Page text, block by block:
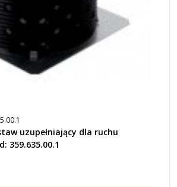
uzupełniający dla ruchu
359.635.00.1